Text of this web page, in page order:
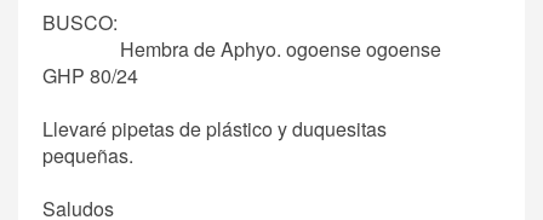
BUSCO:
Hembra de Aphyo. ogoense ogoense
GHP 80/24
Llevaré pipetas de plástico y duquesitas
pequeñas.
Saludos